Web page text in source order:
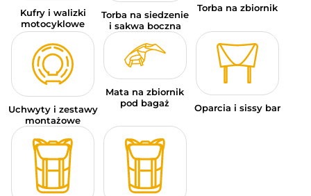
Kufry i walizki
motocyklowe
Torba na siedzenie
i sakwa boczna
Torba na zbiornik
Uchwyty i zestawy
montażowe
Mata na zbiornik
pod bagaż
Oparcia i sissy bar